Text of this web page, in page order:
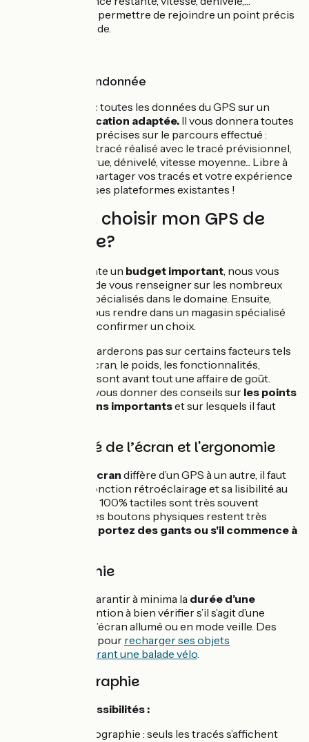
Il peut aussi vous permettre de rejoindre un point précis
durant votre balade.
Après votre randonnée
transférez toutes les données du GPS sur un
logiciel ou application adaptée. Il vous donnera toutes
les informations précises sur le parcours effectué :
comparaison du tracé réalisé avec le tracé prévisionnel,
distance parcourue, dénivelé, vitesse moyenne... Libre à
vous ensuite de partager vos tracés et votre expérience
sur les nombreuses plateformes existantes !
Comment choisir mon GPS de
randonnée?
Le GPS représente un budget important, nous vous
recommandons de vous renseigner sur les nombreux
sites et forums spécialisés dans le domaine. Ensuite,
n'hésitez pas à vous rendre dans un magasin spécialisé
pour infirmer ou confirmer un choix.
Nous ne nous attarderons pas sur certains facteurs tels
que la taille de l’écran, le poids, les fonctionnalités,
l’ergonomie… qui sont avant tout une affaire de goût.
Nous préférons vous donner des conseils sur les points
que nous jugeons importantset sur lesquels il faut
1 / La lisibilité de l’écran et l'ergonomie
lisibilité de l’écran diffère d’un GPS à un autre, il faut
bien vérifier sa fonction rétroéclairage et sa lisibilité au
soleil. Les écrans 100% tactiles sont très souvent
proposés, mais les boutons physiques restent très
portez des gants ou s'il commence à
2/ L’autonomie
Votre GPS doit garantir à minima la durée d’une
, attention à bien vérifier s’il s’agit d’une
autonomie avec l’écran allumé ou en mode veille. Des
moyens existent pour recharger ses objets
électroniques durant une balade vélo.
3/ La cartographie
3 principales possibilités :
Pas de cartographie : seuls les tracés s’affichent